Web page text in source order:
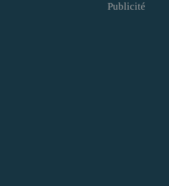
Publicité